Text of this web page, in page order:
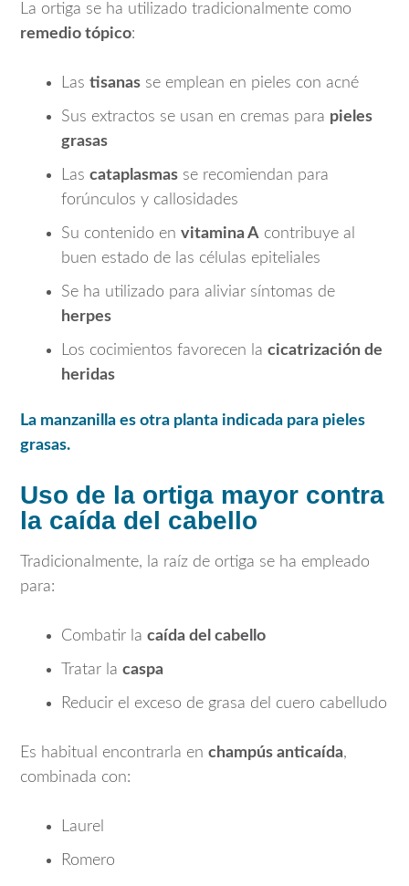
La ortiga se ha utilizado tradicionalmente como
remedio tópico:
Las tisanas se emplean en pieles con acné
Sus extractos se usan en cremas para pieles
grasas
Las cataplasmas se recomiendan para
forúnculos y callosidades
Su contenido en vitamina A contribuye al
buen estado de las células epiteliales
Se ha utilizado para aliviar síntomas de
herpes
Los cocimientos favorecen la cicatrización de
heridas
La manzanilla es otra planta indicada para pieles
grasas.
Uso de la ortiga mayor contra
la caída del cabello
Tradicionalmente, la raíz de ortiga se ha empleado
para:
Combatir la caída del cabello
Tratar la caspa
Reducir el exceso de grasa del cuero cabelludo
Es habitual encontrarla en champús anticaída,
combinada con:
Laurel
Romero